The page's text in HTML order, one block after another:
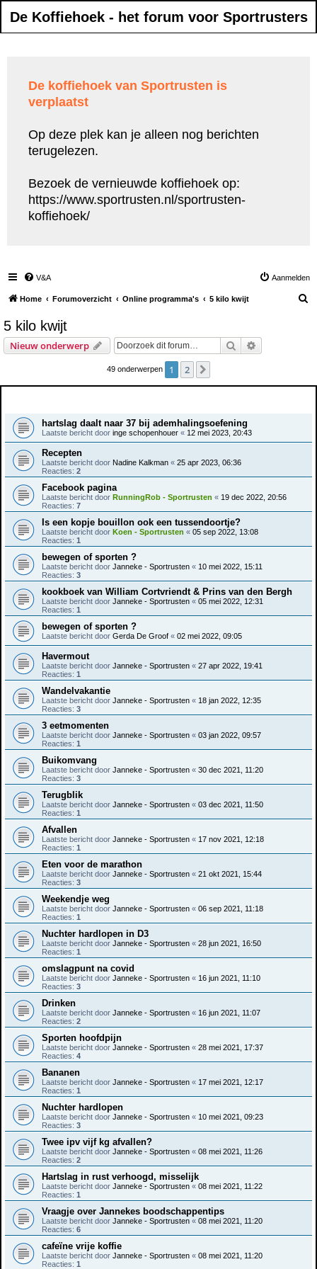
De Koffiehoek - het forum voor Sportrusters
De koffiehoek van Sportrusten is
verplaatst
Op deze plek kan je alleen nog berichten
terugelezen.
Bezoek de vernieuwde koffiehoek op:
https://www.sportrusten.nl/sportrusten-
koffiehoek/
V&A Aanmelden
Home Forumoverzicht Online programma's 5 kilo kwijt
5 kilo kwijt
Nieuw onderwerp Zoek
49 onderwerpen 1 2
hartslag daalt naar 37 bij ademhalingsoefening
Laatste bericht door inge schopenhouer « 12 mei 2023, 20:43
Recepten
Laatste bericht door Nadine Kalkman « 25 apr 2023, 06:36
Reacties: 2
Facebook pagina
Laatste bericht door RunningRob - Sportrusten « 19 dec 2022, 20:56
Reacties: 7
Is een kopje bouillon ook een tussendoortje?
Laatste bericht door Koen - Sportrusten « 05 sep 2022, 13:08
Reacties: 1
bewegen of sporten ?
Laatste bericht door Janneke - Sportrusten « 10 mei 2022, 15:11
Reacties: 3
kookboek van William Cortvriendt & Prins van den Bergh
Laatste bericht door Janneke - Sportrusten « 05 mei 2022, 12:31
Reacties: 1
bewegen of sporten ?
Laatste bericht door Gerda De Groof « 02 mei 2022, 09:05
Havermout
Laatste bericht door Janneke - Sportrusten « 27 apr 2022, 19:41
Reacties: 1
Wandelvakantie
Laatste bericht door Janneke - Sportrusten « 18 jan 2022, 12:35
Reacties: 3
3 eetmomenten
Laatste bericht door Janneke - Sportrusten « 03 jan 2022, 09:57
Reacties: 1
Buikomvang
Laatste bericht door Janneke - Sportrusten « 30 dec 2021, 11:20
Reacties: 3
Terugblik
Laatste bericht door Janneke - Sportrusten « 03 dec 2021, 11:50
Reacties: 1
Afvallen
Laatste bericht door Janneke - Sportrusten « 17 nov 2021, 12:18
Reacties: 1
Eten voor de marathon
Laatste bericht door Janneke - Sportrusten « 21 okt 2021, 15:44
Reacties: 3
Weekendje weg
Laatste bericht door Janneke - Sportrusten « 06 sep 2021, 11:18
Reacties: 1
Nuchter hardlopen in D3
Laatste bericht door Janneke - Sportrusten « 28 jun 2021, 16:50
Reacties: 1
omslagpunt na covid
Laatste bericht door Janneke - Sportrusten « 16 jun 2021, 11:10
Reacties: 3
Drinken
Laatste bericht door Janneke - Sportrusten « 16 jun 2021, 11:07
Reacties: 2
Sporten hoofdpijn
Laatste bericht door Janneke - Sportrusten « 28 mei 2021, 17:37
Reacties: 4
Bananen
Laatste bericht door Janneke - Sportrusten « 17 mei 2021, 12:17
Reacties: 1
Nuchter hardlopen
Laatste bericht door Janneke - Sportrusten « 10 mei 2021, 09:23
Reacties: 3
Twee ipv vijf kg afvallen?
Laatste bericht door Janneke - Sportrusten « 08 mei 2021, 11:26
Reacties: 2
Hartslag in rust verhoogd, misselijk
Laatste bericht door Janneke - Sportrusten « 08 mei 2021, 11:22
Reacties: 1
Vraagje over Jannekes boodschappentips
Laatste bericht door Janneke - Sportrusten « 08 mei 2021, 11:20
Reacties: 6
cafeïne vrije koffie
Laatste bericht door Janneke - Sportrusten « 08 mei 2021, 11:20
Reacties: 1